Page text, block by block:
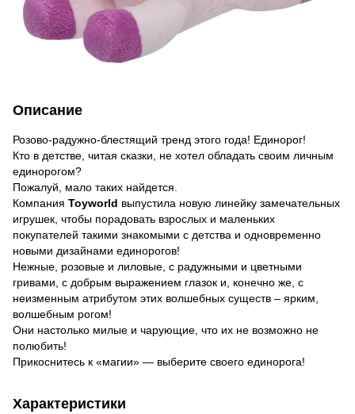
Описание
Розово-радужно-блестящий тренд этого года! Единорог!
Кто в детстве, читая сказки, не хотел обладать своим личным
единорогом?
Пожалуй, мало таких найдется.
Компания Toyworld выпустила новую линейку замечательных
игрушек, чтобы порадовать взрослых и маленьких
покупателей такими знакомыми с детства и одновременно
новыми дизайнами единорогов!
Нежные, розовые и лиловые, с радужными и цветными
гривами, с добрым выражением глазок и, конечно же, с
неизменным атрибутом этих волшебных существ – ярким,
волшебным рогом!
Они настолько милые и чарующие, что их не возможно не
полюбить!
Прикоснитесь к «магии» — выберите своего единорога!
Характеристики